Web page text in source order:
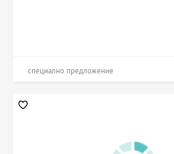
специално предложение